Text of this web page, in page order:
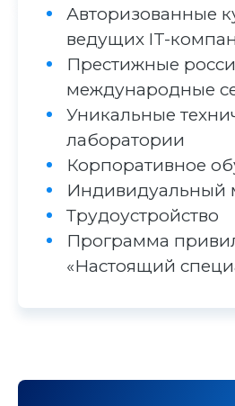
Авторизованные
ведущих IT-
Престижные
международные
Уникальные
лаборатории
Корпоративное
Индивидуальный
Трудоустройство
Программа
«Настоящий